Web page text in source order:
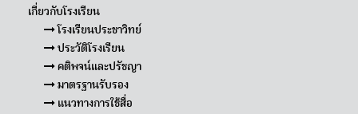
เกี่ยวกับโรงเรียน
โรงเรียนประชาวิทย์
ประวัติโรงเรียน
คติพจน์และปรัชญา
มาตรฐานรับรอง
แนวทางการใช้สื่อ